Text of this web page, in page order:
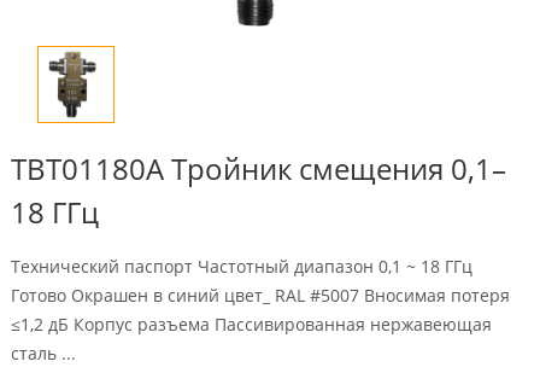
TBT01180A Тройник смещения 0,1–
18 ГГц
Технический паспорт Частотный диапазон 0,1 ~ 18 ГГц
Готово Окрашен в синий цвет_ RAL #5007 Вносимая потеря
≤1,2 дБ Корпус разъема Пассивированная нержавеющая
сталь ...